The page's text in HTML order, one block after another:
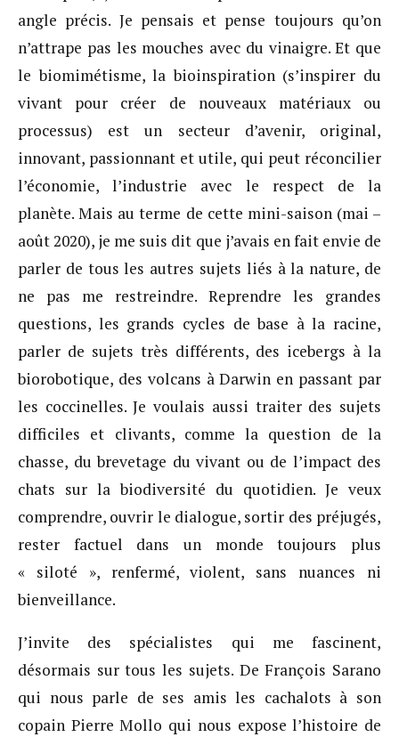
angle précis. Je pensais et pense toujours qu’on
n’attrape pas les mouches avec du vinaigre. Et que
le biomimétisme, la bioinspiration (s’inspirer du
vivant pour créer de nouveaux matériaux ou
processus) est un secteur d’avenir, original,
innovant, passionnant et utile, qui peut réconcilier
l’économie, l’industrie avec le respect de la
planète. Mais au terme de cette mini-saison (mai –
août 2020), je me suis dit que j’avais en fait envie de
parler de tous les autres sujets liés à la nature, de
ne pas me restreindre. Reprendre les grandes
questions, les grands cycles de base à la racine,
parler de sujets très différents, des icebergs à la
biorobotique, des volcans à Darwin en passant par
les coccinelles. Je voulais aussi traiter des sujets
difficiles et clivants, comme la question de la
chasse, du brevetage du vivant ou de l’impact des
chats sur la biodiversité du quotidien. Je veux
comprendre, ouvrir le dialogue, sortir des préjugés,
rester factuel dans un monde toujours plus
« siloté », renfermé, violent, sans nuances ni
bienveillance.
J’invite des spécialistes qui me fascinent,
désormais sur tous les sujets. De François Sarano
qui nous parle de ses amis les cachalots à son
copain Pierre Mollo qui nous expose l’histoire de